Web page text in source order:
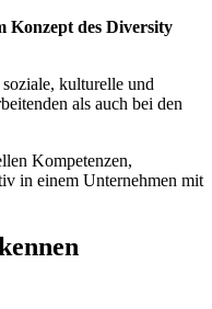
Konzept des Diversity
kulturelle und
als auch bei den
Kompetenzen,
in einem Unternehmen mit